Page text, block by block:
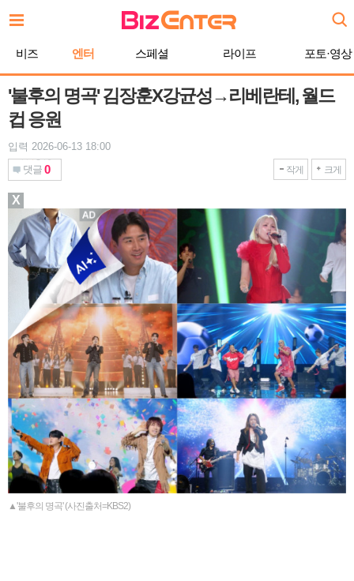
문
비즈 엔터 스페셜 라이프 포토·영상
'불후의 명곡' 김장훈X강균성→리베란테, 월드
컵 응원
입력 2026-06-13 18:00
댓글 0 작게 크게
▲'불후의 명곡' (사진출처=KBS2)
X